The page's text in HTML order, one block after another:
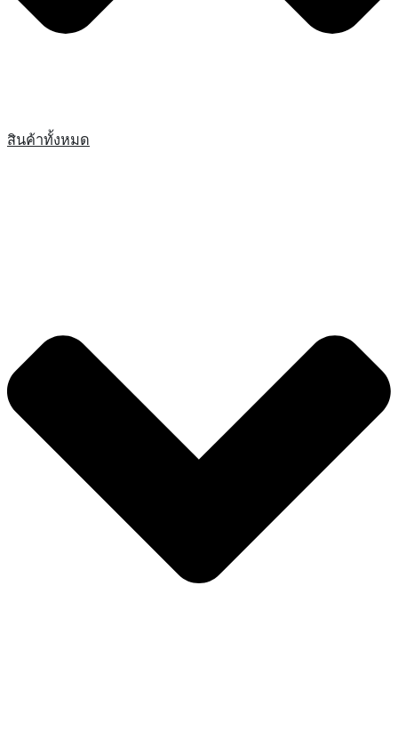
สินค้าทั้งหมด